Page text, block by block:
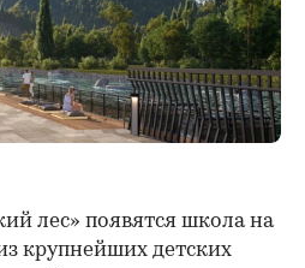
лес» появятся школа на
крупнейших детских